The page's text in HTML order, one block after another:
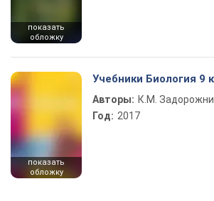
показать
обложку
показать
обложку
Учебники Биология 9
Авторы: К.М.
Год: 2017